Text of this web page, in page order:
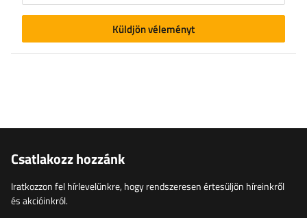
Küldjön véleményt
Csatlakozz hozzánk
Iratkozzon fel hírlevelünkre, hogy rendszeresen értesüljön híreinkről
és akcióinkról.